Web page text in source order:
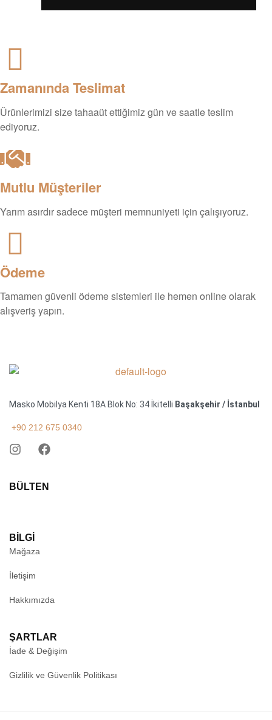
Zamanında Teslimat
Ürünlerimizi size tahaaüt ettiğimiz gün ve saatle teslim
ediyoruz.
Mutlu Müşteriler
Yarım asırdır sadece müşteri memnuniyeti için çalışıyoruz.
Ödeme
Tamamen güvenli ödeme sistemleri ile hemen online olarak
alışveriş yapın.
Masko Mobilya Kenti 18A Blok No: 34 İkitelli Başakşehir / İstanbul
+90 212 675 0340
BILGI
Mağaza
İletişim
Hakkımızda
ŞARTLAR
İade & Değişim
Gizlilik ve Güvenlik Politikası
BÜLTEN